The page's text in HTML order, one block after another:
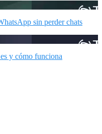
sin perder chats
y cómo funciona